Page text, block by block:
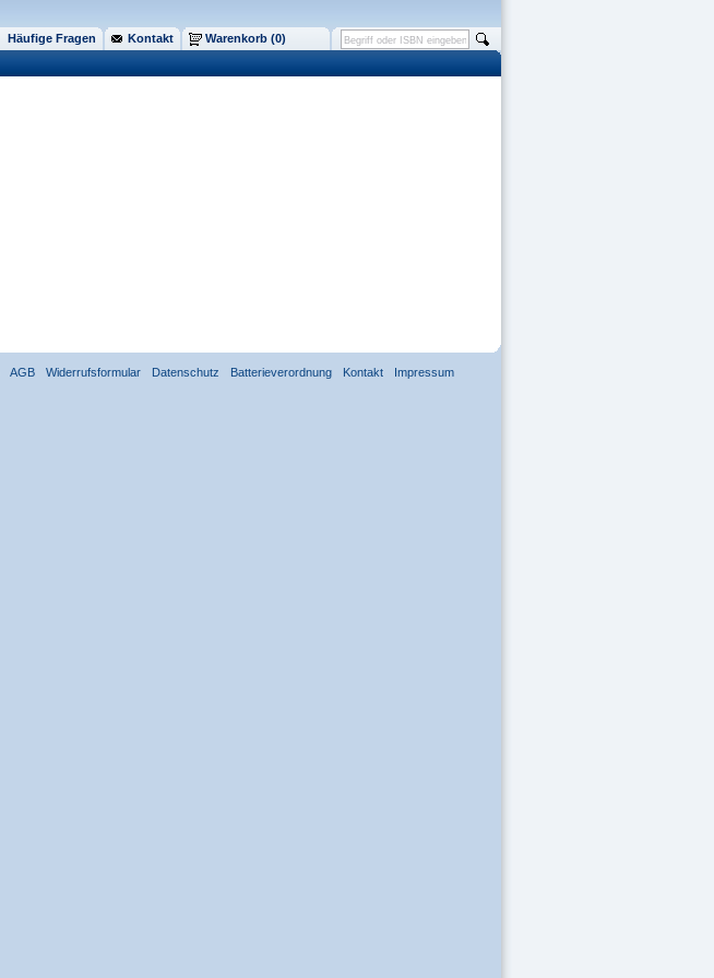
Häufige Fragen Kontakt
Warenkorb (0)
AGB Widerrufsformular Datenschutz Batterieverordnung Kontakt Impressum